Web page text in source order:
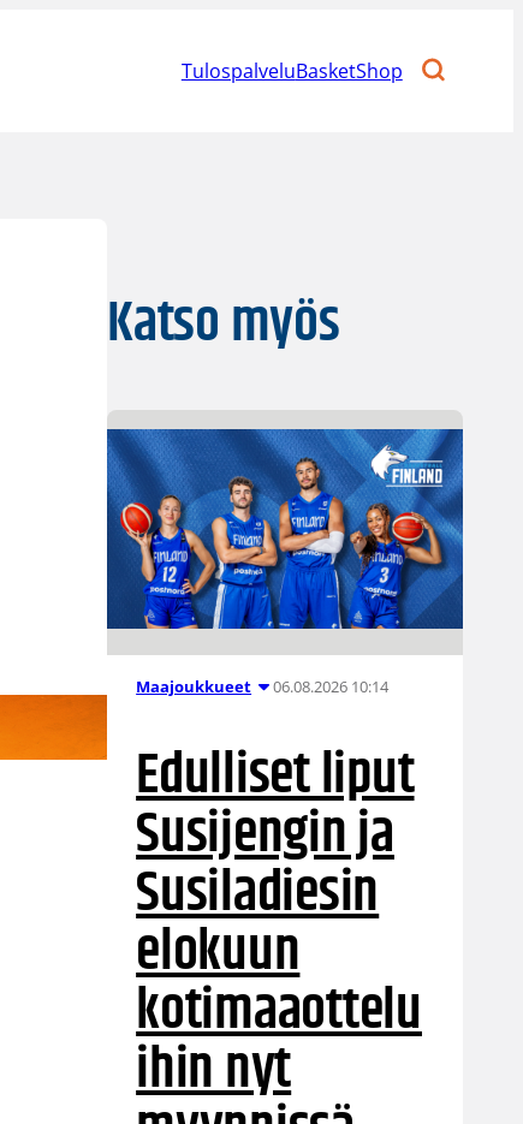
TulospalveluBasketShop
Katso myös
Maajoukkueet 06.08.2026 10:14
Edulliset liput
Susijengin ja
Susiladiesin
elokuun
kotimaaottelu
ihin nyt